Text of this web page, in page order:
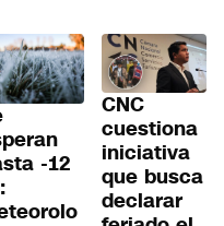
-12
CNC
cuestiona
iniciativa
que busca
declarar